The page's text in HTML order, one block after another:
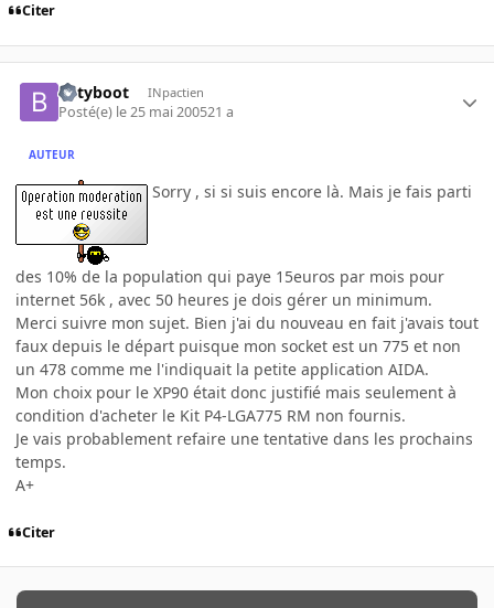
Citer
betyboot INpactien
Posté(e) le 25 mai 200521 a
AUTEUR
Sorry , si si suis encore là. Mais je fais parti
des 10% de la population qui paye 15euros par mois pour
internet 56k , avec 50 heures je dois gérer un minimum.
Merci suivre mon sujet. Bien j'ai du nouveau en fait j'avais tout
faux depuis le départ puisque mon socket est un 775 et non
un 478 comme me l'indiquait la petite application AIDA.
Mon choix pour le XP90 était donc justifié mais seulement à
condition d'acheter le Kit P4-LGA775 RM non fournis.
Je vais probablement refaire une tentative dans les prochains
temps.
A+
Citer